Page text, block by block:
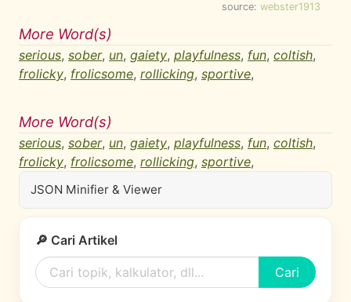
source: webster1913
More Word(s)
serious, sober, un, gaiety, playfulness, fun, coltish,
frolicky, frolicsome, rollicking, sportive,
More Word(s)
serious, sober, un, gaiety, playfulness, fun, coltish,
frolicky, frolicsome, rollicking, sportive,
JSON Minifier & Viewer
🔎 Cari Artikel
Cari